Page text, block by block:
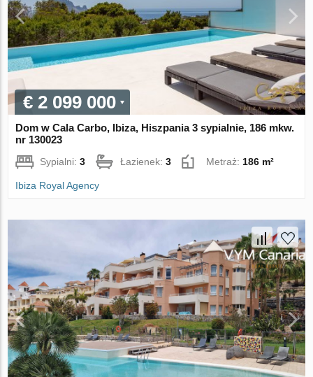
€ 2 099 000
Dom w Cala Carbo, Ibiza, Hiszpania 3 sypialnie, 186 mkw.
nr 130023
Sypialni:3 Łazienek:3 Metraż:186 m²
Ibiza Royal Agency